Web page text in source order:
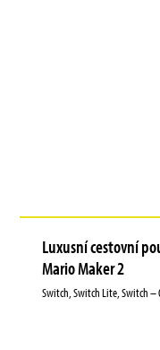
Luxusní cestovní
Mario Maker 2
Switch, Switch Lite, Switch –